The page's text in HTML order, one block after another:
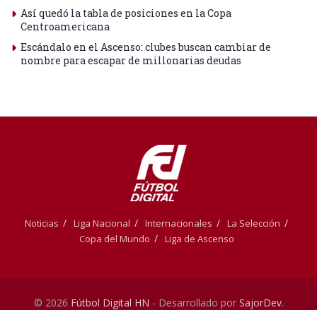
Así quedó la tabla de posiciones en la Copa
Centroamericana
Escándalo en el Ascenso: clubes buscan cambiar de
nombre para escapar de millonarias deudas
Noticias Liga Nacional Internacionales
La Selección
Copa del Mundo
Liga de Ascenso
© 2026 Fútbol Digital HN - Desarrollado por SajorDev.